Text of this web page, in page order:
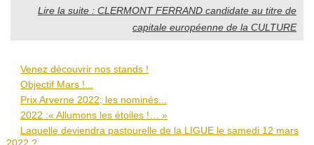
Lire la suite : CLERMONT FERRAND candidate au titre de
capitale européenne de la CULTURE
Venez découvrir nos stands !
Objectif Mars !...
Prix Arverne 2022; les nominés...
2022 :« Allumons les étoiles !… »
Laquelle deviendra pastourelle de la LIGUE le samedi 12 mars